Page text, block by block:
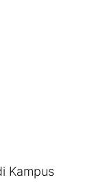
Kampus